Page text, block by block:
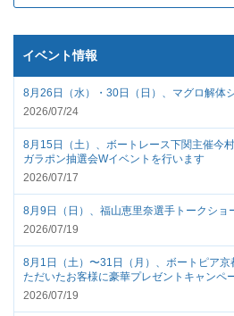
イベント情報
8月26日（水）・30日（日）、マグロ解体
2026/07/24
8月15日（土）、ボートレース下関主催今
ガラポン抽選会Wイベントを行います
2026/07/17
8月9日（日）、福山恵里奈選手トークショ
2026/07/19
8月1日（土）〜31日（月）、ボートピア
ただいたお客様に豪華プレゼントキャンペ
2026/07/19